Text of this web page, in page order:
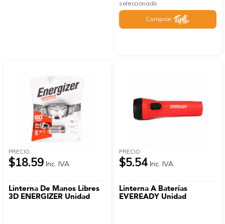
seleccionado
Comprar
PRECIO
$18.59 Inc. IVA
Linterna De Manos Libres
3D ENERGIZER Unidad
PRECIO
$5.54 Inc. IVA
Linterna A Baterías
EVEREADY Unidad